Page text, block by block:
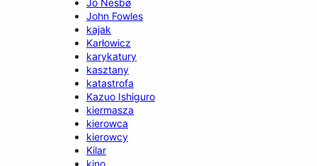
John Fowles
kajak
Karłowicz
karykatury
kasztany
katastrofa
Kazuo Ishiguro
kiermasza
kierowca
kierowcy
Kilar
kino